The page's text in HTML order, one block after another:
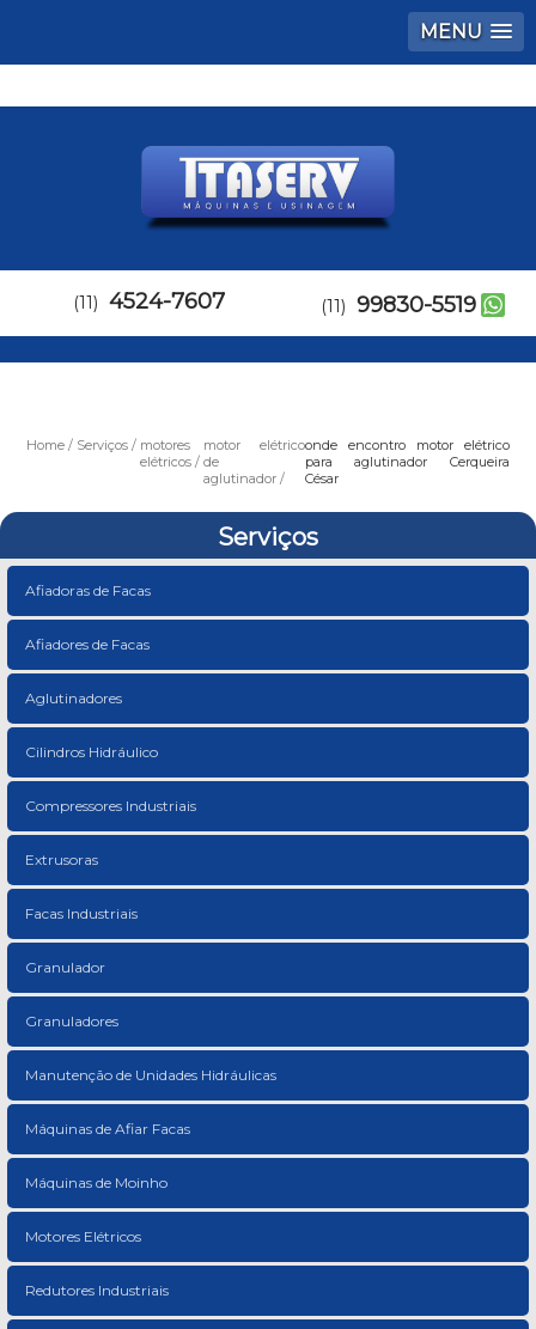
MENU
(11) 4524-7607 (11) 99830-5519
Home Serviços
motores
elétricos
motor elétrico
de
aglutinador
onde encontro motor elétrico
para aglutinador Cerqueira
César
Serviços
Afiadoras de Facas
Afiadores de Facas
Aglutinadores
Cilindros Hidráulico
Compressores Industriais
Extrusoras
Facas Industriais
Granulador
Granuladores
Manutenção de Unidades Hidráulicas
Máquinas de Afiar Facas
Máquinas de Moinho
Motores Elétricos
Redutores Industriais